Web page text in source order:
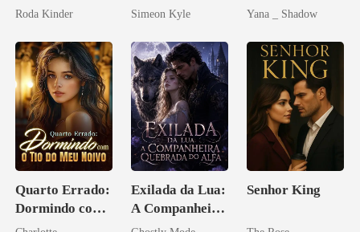
Don
Roda Kinder
Vingança
Simeon Kyle
Uma flor para o
Yana _ Shadow
Quarto Errado:
Dormindo com
o Tio do Meu
Exilada da Lua:
A Companheira
Quebrada do
Senhor King